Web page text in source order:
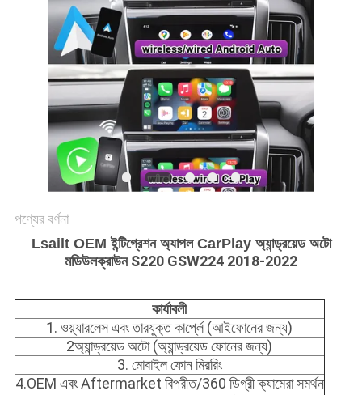
PRIVACY
POLICY
পণ্যের বর্ণনা
Lsailt OEM ইন্টিগ্রেশন অ্যাপল CarPlay অ্যান্ড্রয়েড অটো
মডিউলক্রাউন S220 GSW224 2018-2022
কার্যাবলী
1. ওয়্যারলেস এবং তারযুক্ত কার্প্লে (আইফোনের জন্য)
2অ্যান্ড্রয়েড অটো (অ্যান্ড্রয়েড ফোনের জন্য)
3. মোবাইল ফোন মিররিং
4.OEM এবং Aftermarket বিপরীত/360 ডিগ্রী ক্যামেরা সমর্থন